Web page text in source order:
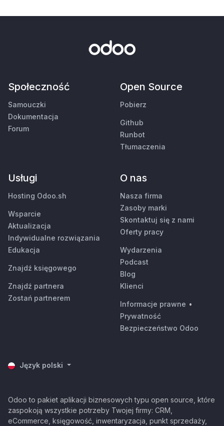
Społeczność
Samouczki
Dokumentacja
Forum
Open Source
Pobierz
Github
Runbot
Tłumaczenia
Usługi
Hosting Odoo.sh
Wsparcie
Aktualizacja
Indywidualne rozwiązania
Edukacja
Znajdź księgowego
Znajdź partnera
Zostań partnerem
O nas
Nasza firma
Zasoby marki
Skontaktuj się z nami
Oferty pracy
Wydarzenia
Podcast
Blog
Klienci
Informacje prawne •
Prywatność
Bezpieczeństwo Odoo
Język polski
Odoo to pakiet aplikacji biznesowych typu open source, które
zaspokoją wszystkie potrzeby Twojej firmy: CRM,
eCommerce, księgowość, inwentaryzacja, punkt sprzedaży,